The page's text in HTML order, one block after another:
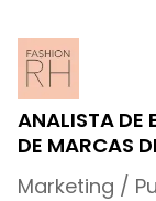
ANALISTA DE
DE MARCAS
Marketing /